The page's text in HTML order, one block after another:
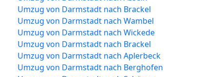
Umzug von Darmstadt nach Brackel
Umzug von Darmstadt nach Wambel
Umzug von Darmstadt nach Wickede
Umzug von Darmstadt nach Brackel
Umzug von Darmstadt nach Aplerbeck
Umzug von Darmstadt nach Berghofen